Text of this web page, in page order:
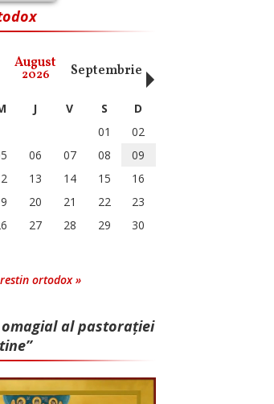
August
2026 Septembrie Octombrie
J V S
D
01
02
06 07 08
09
13 14 15
16
20 21 22
23
27 28 29
30
ortodox »
omagial al pastorației